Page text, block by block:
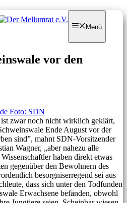
Menü
vor den
ist zwar noch nicht wirklich geklärt,
Ende August vor der
sind”, mahnt SDN-Vorsitzender
Wagner, „aber nahezu alle
haben direkt etwas
gegenüber den Bewohnern des
besorgniserregend sei aus
dass sich unter den Todfunden
Erwachsene befänden, obwohl